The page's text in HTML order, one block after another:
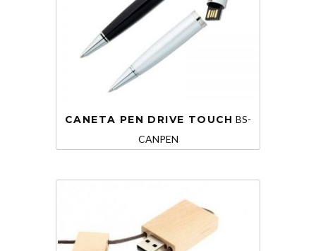
CANETA PEN DRIVE TOUCH BS-
CANPEN